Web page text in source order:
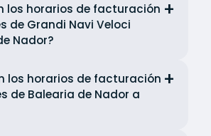
los horarios de facturación
de Grandi Navi Veloci
Nador?
los horarios de facturación
de Balearia de Nador a